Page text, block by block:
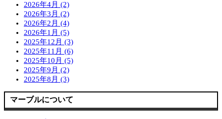
2026年4月 (2)
2026年3月 (2)
2026年2月 (4)
2026年1月 (5)
2025年12月 (3)
2025年11月 (6)
2025年10月 (5)
2025年9月 (2)
2025年8月 (3)
マーブルについて